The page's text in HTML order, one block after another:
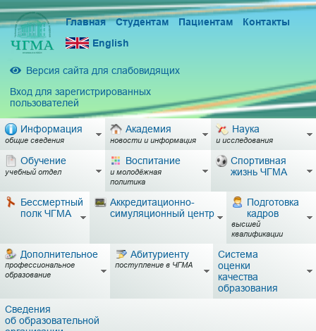
Главная Студентам Пациентам
Контакты
English
Версия сайта для слабовидящих
Вход для зарегистрированных
пользователей
Информация
общие сведения
Академия
новости и информация
Наука
и исследования
Обучение
учебный отдел
Воспитание
и молодёжная
политика
Спортивная
жизнь ЧГМА
Бессмертный
полк ЧГМА
Аккредитационно-
симуляционный центр
Подготовка
кадров
высшей
квалификации
Дополнительное
профессиональное
образование
Абитуриенту
поступление в ЧГМА
Система
оценки
качества
образования
Сведения
об образовательной